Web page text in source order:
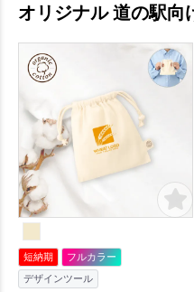
オリジナル 道の駅向
短納期
フルカラー
デザインツール